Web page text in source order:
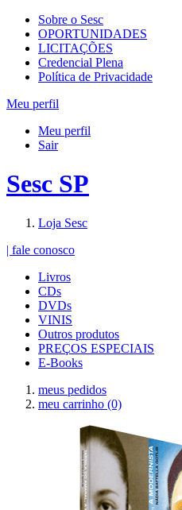
Sobre o Sesc
OPORTUNIDADES
LICITAÇÕES
Credencial Plena
Política de Privacidade
Meu perfil
Meu perfil
Sair
Sesc SP
Loja Sesc
| fale conosco
Livros
CDs
DVDs
VINIS
Outros produtos
PREÇOS ESPECIAIS
E-Books
meus pedidos
meu carrinho (0)